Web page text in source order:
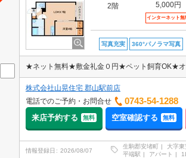
2階
5,000円
インターネット無
写真充実 360°パノラマ写真
株式会社山晃住宅 郡山駅前店
電話でのご予約・お問合せ
0743-54-1288
来店予約する 無料 空室確認する 無料
情報登録日 2026/08/07
生駒郡安堵町 大字
平端駅
アパート